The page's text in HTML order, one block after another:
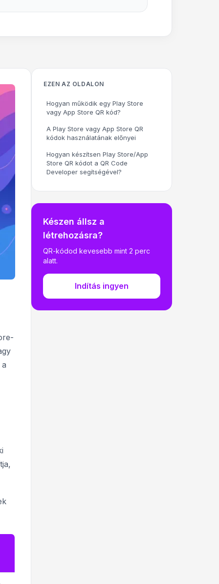
EZEN AZ OLDALON
Hogyan működik egy Play Store
vagy App Store QR kód?
A Play Store vagy App Store QR
kódok használatának előnyei
Hogyan készítsen Play Store/App
Store QR kódot a QR Code
Developer segítségével?
Készen állsz a
létrehozásra?
QR-kódod kevesebb mint 2 perc
alatt.
Indítás ingyen